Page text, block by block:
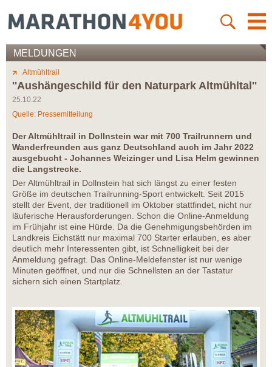
MELDUNGEN
Altmühltrail
''Aushängeschild für den Naturpark Altmühltal''
25.10.22
Quelle: Pressemitteilung
Der Altmühltrail in Dollnstein war mit 700 Trailrunnern und
Wanderfreunden aus ganz Deutschland auch im Jahr 2022
ausgebucht - Johannes Weizinger und Lisa Helm gewinnen
die Langstrecke.
Der Altmühltrail in Dollnstein hat sich längst zu einer festen
Größe im deutschen Trailrunning-Sport entwickelt. Seit 2015
stellt der Event, der traditionell im Oktober stattfindet, nicht nur
läuferische Herausforderungen. Schon die Online-Anmeldung
im Frühjahr ist eine Hürde. Da die Genehmigungsbehörden im
Landkreis Eichstätt nur maximal 700 Starter erlauben, es aber
deutlich mehr Interessenten gibt, ist Schnelligkeit bei der
Anmeldung gefragt. Das Online-Meldefenster ist nur wenige
Minuten geöffnet, und nur die Schnellsten an der Tastatur
sichern sich einen Startplatz.